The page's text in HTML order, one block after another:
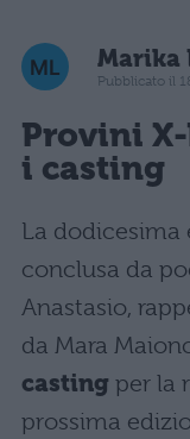
Marika
Pubblicato il
Provini
i casting
La dodicesima
conclusa da
Anastasio,
da Mara
casting per la
prossima